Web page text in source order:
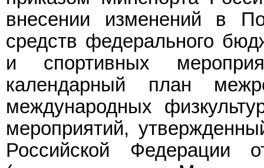
внесении изменений в
средств федерального
и спортивных
календарный план
международных
мероприятий,
Российской